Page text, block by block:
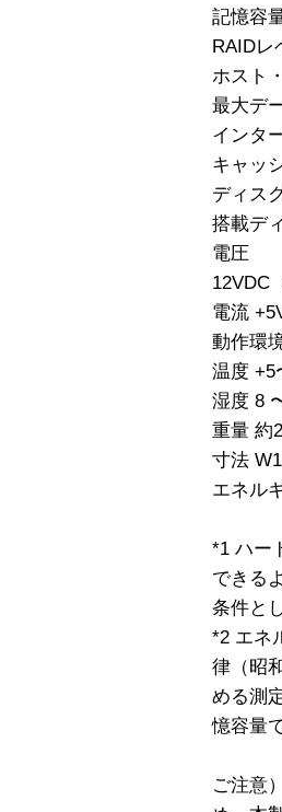
記憶容
ホスト
最大デ
インタ
キ
デ
搭
電圧
12VDC
電流
動作環
温度
湿度 8
重量 約
寸法
エネル
*1 ハー
できる
条件と
*2 エネ
律（昭
める測
憶容量
ご注意